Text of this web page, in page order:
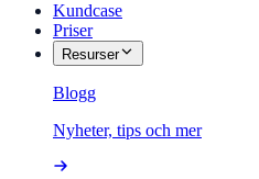
Kundcase
Priser
Resurser
Blogg
Nyheter, tips och mer